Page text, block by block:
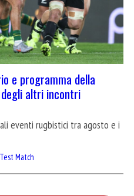
e programma della
degli altri incontri
eventi rugbistici tra agosto e i
Test Match